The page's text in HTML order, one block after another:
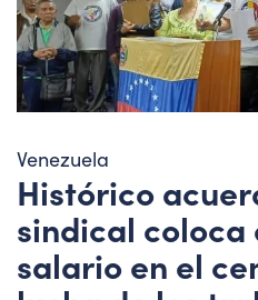
Venezuela
Histórico
sindical coloca
salario en el